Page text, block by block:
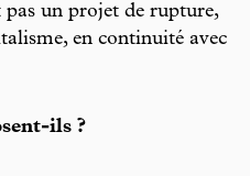
pas un projet de rupture,
en continuité avec
ils ?